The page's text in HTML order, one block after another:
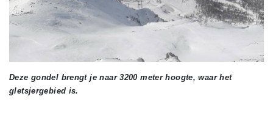
Deze gondel brengt je naar 3200 meter hoogte, waar het
gletsjergebied is.